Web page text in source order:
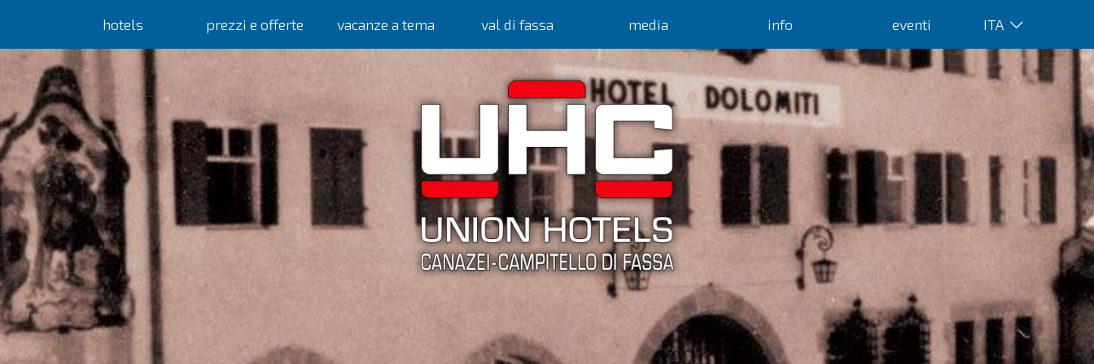
hotels prezzi e offerte vacanze a tema val di fassa media info eventi ITA